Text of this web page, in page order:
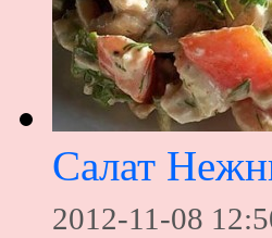
Салат
2012-11-08